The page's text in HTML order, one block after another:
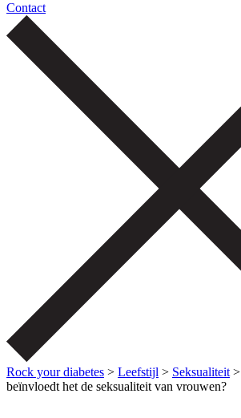
Contact
Rock your diabetes > Leefstijl > Seksualiteit>
beïnvloedt het de seksualiteit van vrouwen?